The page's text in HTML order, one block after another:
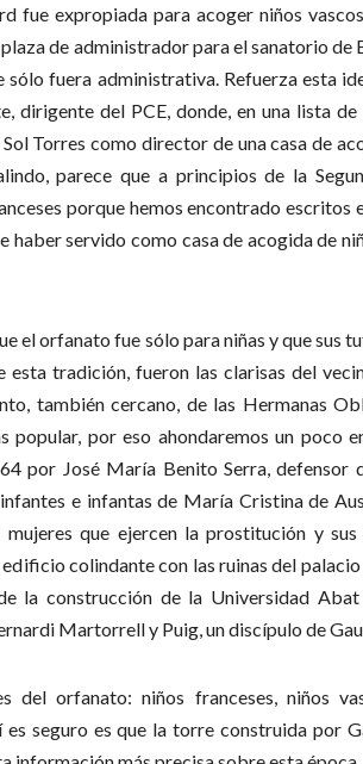
fue expropiada para acoger niños
de administrador para el sanatorio de
fuera administrativa. Refuerza esta
dirigente del PCE, donde, en una lista
Torres como director de una casa de
parece que a principios de la
porque hemos encontrado escritos
haber servido como casa de acogida de
el orfanato fue sólo para niñas y que sus
esta tradición, fueron las clarisas del
también cercano, de las Hermanas
popular, por eso ahondaremos un poco
por José María Benito Serra, defensor
e infantas de María Cristina de
que ejercen la prostitución y
colindante con las ruinas del
la construcción de la Universidad
Martorrell y Puig, un discípulo de
del orfanato: niños franceses, niños
es seguro es que la torre construida por